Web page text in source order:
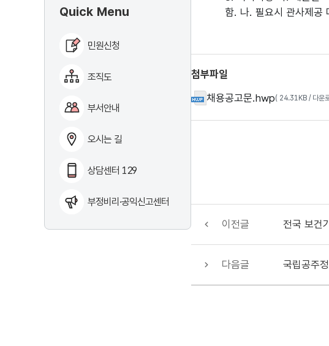
Quick Menu
민원신청
조직도
부서안내
오시는 길
상담센터 129
부정비리·공익신고센터
함. 나. 필요시 관사제공
첨부파일
채용공고문.hwp( 24.31KB / 다운
이전글 전국 보건
다음글 국립공주